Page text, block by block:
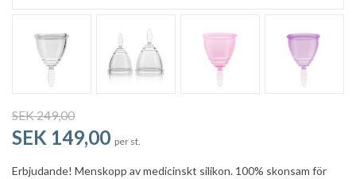
SEK 249,00
SEK 149,00 per st.
Erbjudande! Menskopp av medicinskt silikon. 100% skonsam för